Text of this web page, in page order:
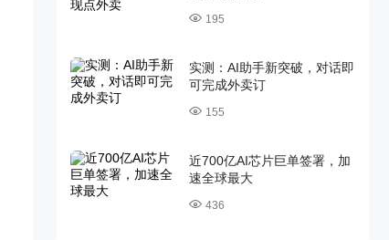
195
实测：AI助手新突破，对话即
可完成外卖订
155
近700亿AI芯片巨单签署，加
速全球最大
436